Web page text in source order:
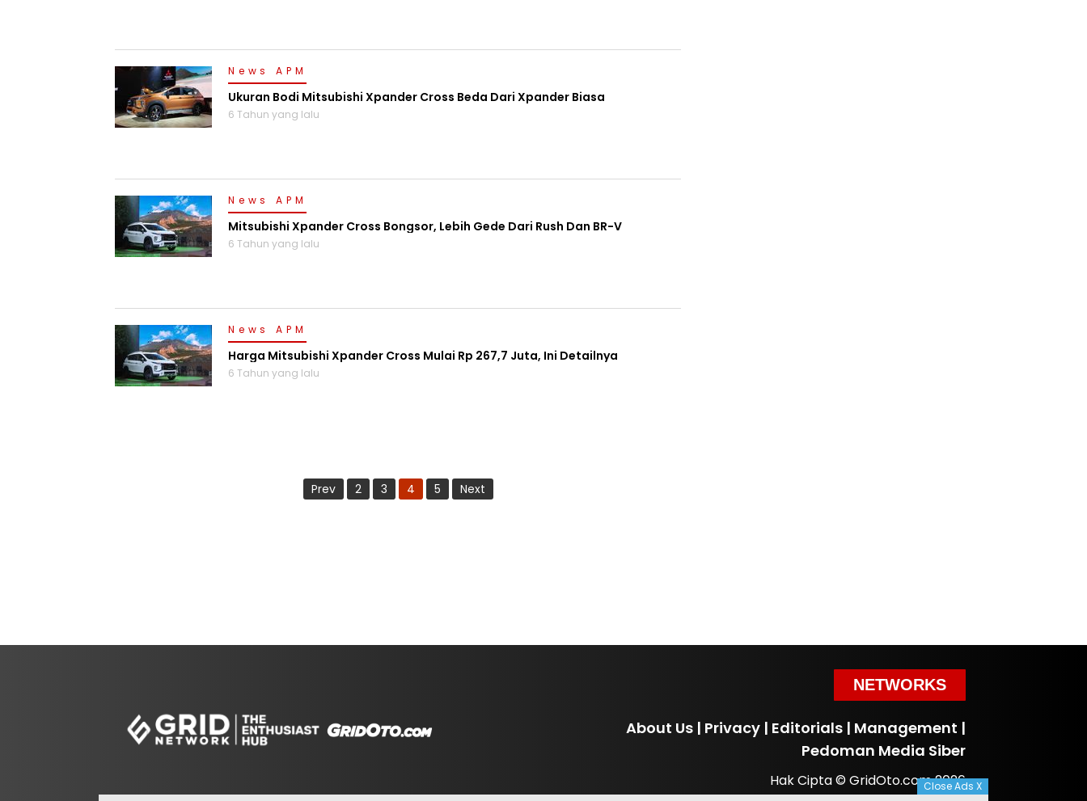
News APM
Ukuran Bodi Mitsubishi Xpander Cross Beda Dari Xpander Biasa
6 Tahun yang lalu
News APM
Mitsubishi Xpander Cross Bongsor, Lebih Gede Dari Rush Dan BR-V
6 Tahun yang lalu
News APM
Harga Mitsubishi Xpander Cross Mulai Rp 267,7 Juta, Ini Detailnya
6 Tahun yang lalu
Prev 2 3 4 5 Next
Close Ads X
NETWORKS
About Us | Privacy | Editorials | Management |
Pedoman Media Siber
Hak Cipta © GridOto.com 2026